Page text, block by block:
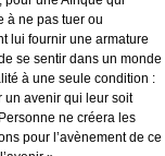
à ne pas tuer ou
lui fournir une armature
se sentir dans un monde
à une seule condition :
un avenir qui leur soit
ne créera les
pour l’avènement de ce